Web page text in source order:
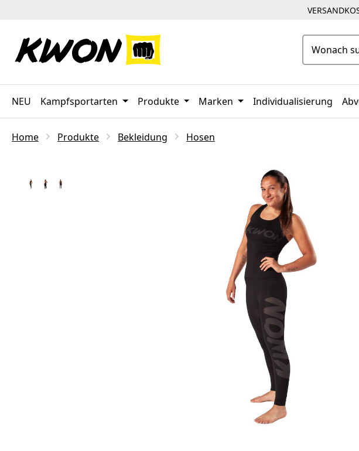
NEU Kampfsportarten Produkte Marken Individualisierung
Home Produkte Bekleidung Hosen